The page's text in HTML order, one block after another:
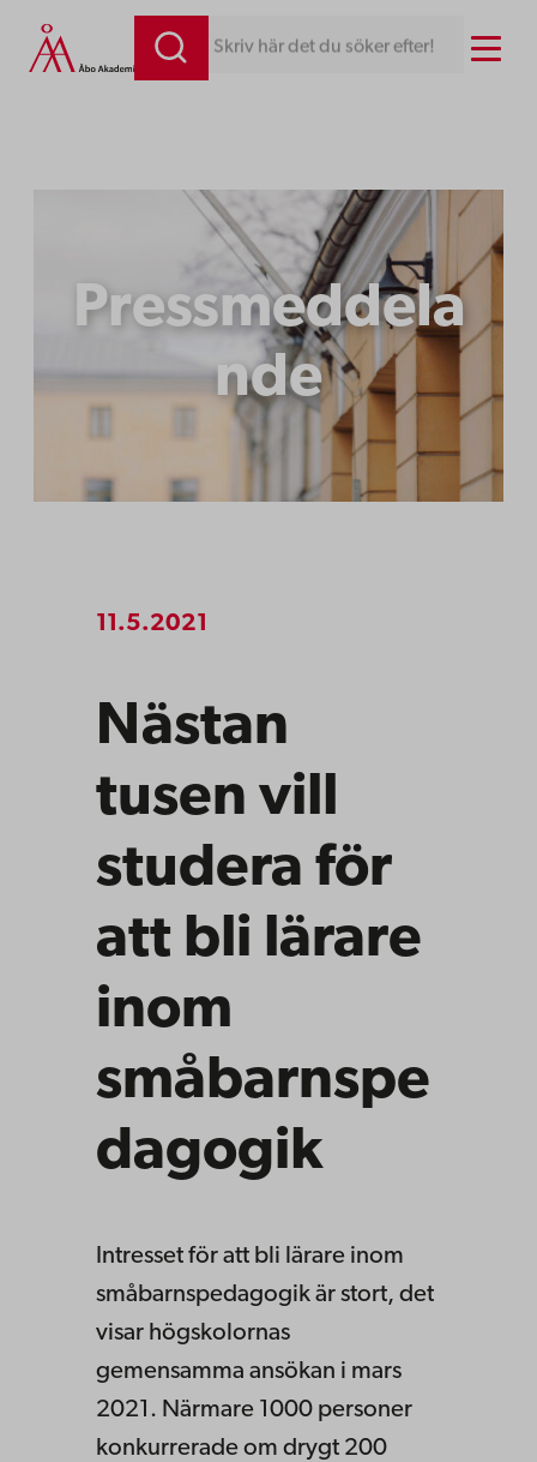
Hoppa
till
Skriv här det du söker efter! Menu
Pressmeddela
nde
11.5.2021
Nästan
tusen vill
studera för
att bli lärare
inom
småbarnspe
dagogik
Intresset för att bli lärare inom
småbarnspedagogik är stort, det
visar högskolornas
gemensamma ansökan i mars
2021. Närmare 1000 personer
konkurrerade om drygt 200